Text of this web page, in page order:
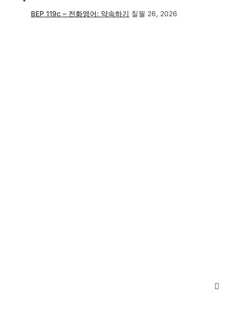
BEP 119c – 전화영어: 약속하기 칠월 26, 2026